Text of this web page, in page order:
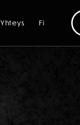
Yhteys Fi